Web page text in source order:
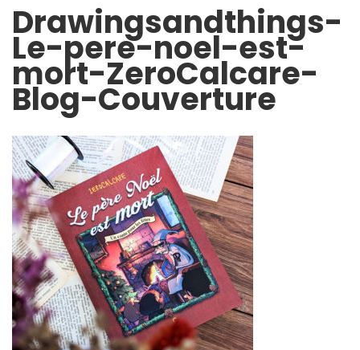
Drawingsandthings-
Le-pere-noel-est-
mort-ZeroCalcare-
Blog-Couverture